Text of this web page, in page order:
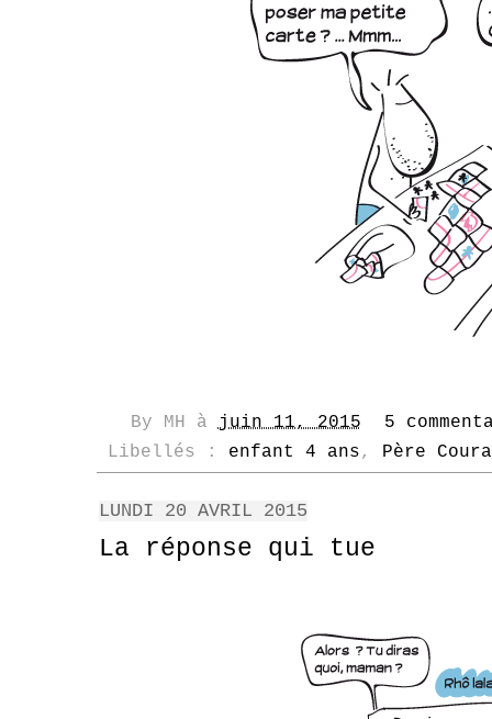
By MH à juin 11, 2015
5
Libellés : enfant 4 ans, Père
LUNDI 20 AVRIL 2015
La réponse qui tue